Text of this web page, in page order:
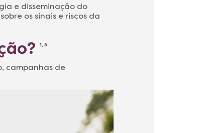
e disseminação do
os sinais e riscos da
1, 3
campanhas de